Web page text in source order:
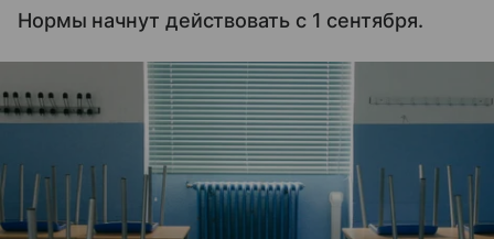
Нормы начнут действовать с 1 сентября.